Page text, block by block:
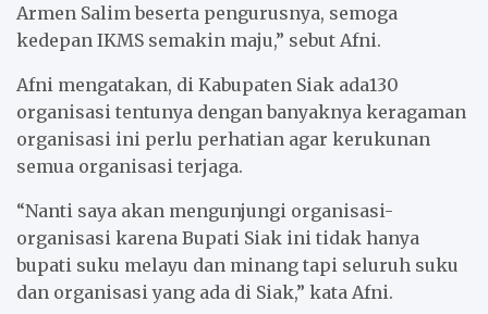
Armen Salim beserta pengurusnya, semoga
kedepan IKMS semakin maju,” sebut Afni.
Afni mengatakan, di Kabupaten Siak ada130
organisasi tentunya dengan banyaknya keragaman
organisasi ini perlu perhatian agar kerukunan
semua organisasi terjaga.
“Nanti saya akan mengunjungi organisasi-
organisasi karena Bupati Siak ini tidak hanya
bupati suku melayu dan minang tapi seluruh suku
dan organisasi yang ada di Siak,” kata Afni.